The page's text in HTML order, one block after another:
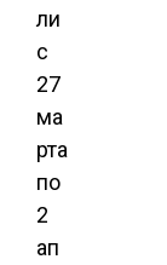
ли
с
27
ма
рта
по
2
ап